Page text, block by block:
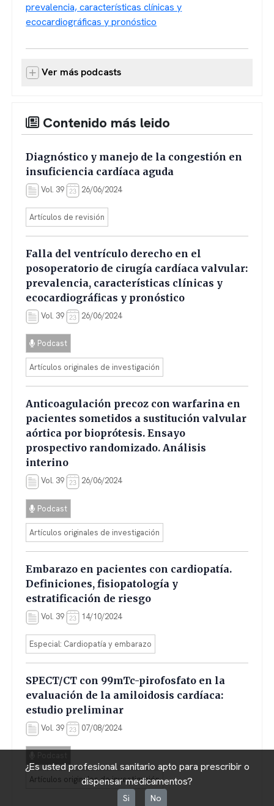
prevalencia, características clínicas y
ecocardiográficas y pronóstico
Ver más podcasts
Contenido más leido
Diagnóstico y manejo de la congestión en
insuficiencia cardíaca aguda
Vol. 39 26/06/2024
Artículos de revisión
Falla del ventrículo derecho en el
posoperatorio de cirugía cardíaca valvular:
prevalencia, características clínicas y
ecocardiográficas y pronóstico
Vol. 39 26/06/2024
Podcast
Artículos originales de investigación
Anticoagulación precoz con warfarina en
pacientes sometidos a sustitución valvular
aórtica por bioprótesis. Ensayo
prospectivo randomizado. Análisis
interino
Vol. 39 26/06/2024
Podcast
Artículos originales de investigación
Embarazo en pacientes con cardiopatía.
Definiciones, fisiopatología y
estratificación de riesgo
Vol. 39 14/10/2024
Especial: Cardiopatía y embarazo
SPECT/CT con 99mTc-pirofosfato en la
evaluación de la amiloidosis cardíaca:
estudio preliminar
Vol. 39 07/08/2024
Artículos originales de investigación
¿Es usted profesional sanitario apto para prescribir o
dispensar medicamentos?
Si No